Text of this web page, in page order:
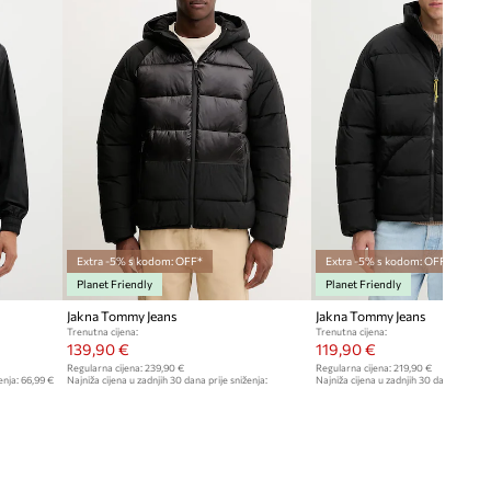
Tommy Jeans
Model na fotografiji je visok 185
cm i ima na sebi veličinu M
Standardna veličina
Preporučamo da odaberete veličinu koju
inače nosite.
Tablica veličina
66,99 €
Extra -5% s kodom: OFF*
Planet Friendly
Jakna Tommy Jeans
Trenutna cijena:
139,90 €
Regularna cijena:239,90 €
Najniža cijena u zadnjih 30 dana prije sniženja:
Extra -5% s kodom: OFF*
Planet Friendly
Jakna Tommy Jeans
Trenutna cijena:
119,90 €
Regularna cijena: 219,90 €
Najniža cijena u zadnjih 30 dana prije